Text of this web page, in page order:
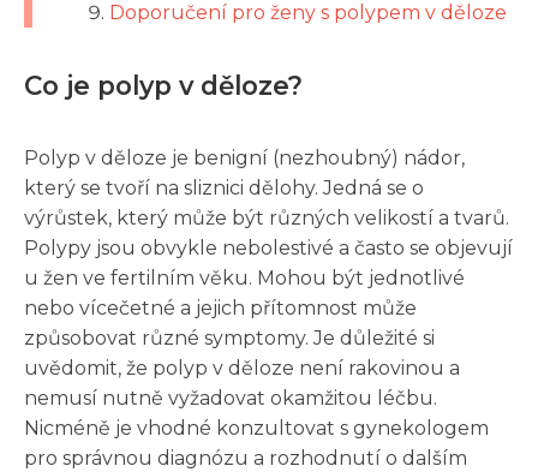
Doporučení pro ženy s polypem v děloze
Co je polyp v děloze?
Polyp v děloze je benigní (nezhoubný) nádor,
který se tvoří na sliznici dělohy. Jedná se o
výrůstek, který může být různých velikostí a tvarů.
Polypy jsou obvykle nebolestivé a často se objevují
u žen ve fertilním věku. Mohou být jednotlivé
nebo vícečetné a jejich přítomnost může
způsobovat různé symptomy. Je důležité si
uvědomit, že polyp v děloze není rakovinou a
nemusí nutně vyžadovat okamžitou léčbu.
Nicméně je vhodné konzultovat s gynekologem
pro správnou diagnózu a rozhodnutí o dalším